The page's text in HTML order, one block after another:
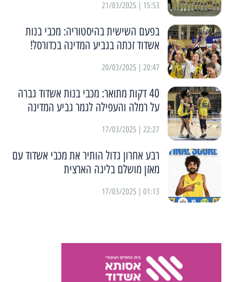
15:53 | 21/03/2025
בפעם השישית בהיסטוריה: מכבי בנות
אשדוד זכתה בגביע המדינה בכדורסל!
20:47 | 20/03/2025
40 דקות מתואר: מכבי בנות אשדוד גברה
על רמלה והעפילה לגמר גביע המדינה
22:27 | 17/03/2025
רבע אחרון גדול הותיר את מכבי אשדוד עם
מאזן מושלם בליגה הארצית
01:13 | 17/03/2025